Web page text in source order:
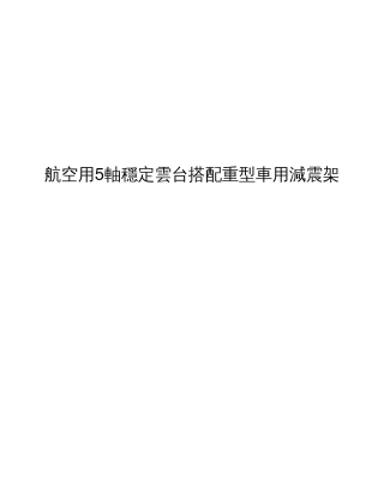
航空用5軸穩定雲台搭配重型車用減震架